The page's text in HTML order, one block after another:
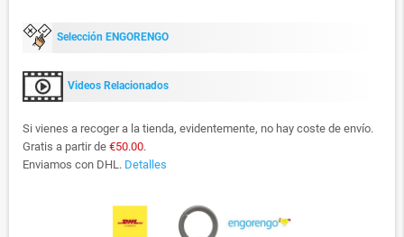
Selección ENGORENGO
Videos Relacionados
Si vienes a recoger a la tienda, evidentemente, no hay coste de envío.
Gratis a partir de €50.00.
Enviamos con DHL. Detalles